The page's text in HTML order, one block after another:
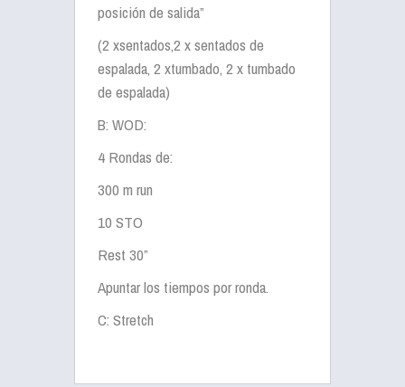
posición de salida”
(2 xsentados,2 x sentados de
espalada, 2 xtumbado, 2 x tumbado
de espalada)
B: WOD:
4 Rondas de:
300 m run
10 STO
Rest 30”
Apuntar los tiempos por ronda.
C: Stretch